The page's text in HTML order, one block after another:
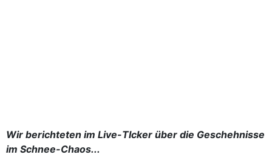
Wir berichteten im Live-TIcker über die Geschehnisse
im Schnee-Chaos...